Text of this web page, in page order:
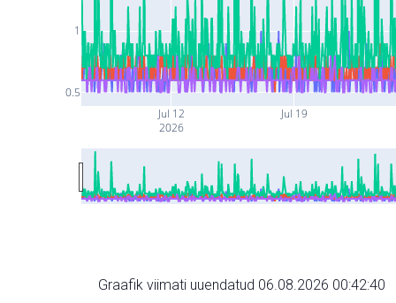
Jul 12
2026
Jul 19
0.5
1
Graafik viimati uuendatud 06.08.2026 00:42:40